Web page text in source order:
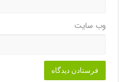
وب‌ سایت